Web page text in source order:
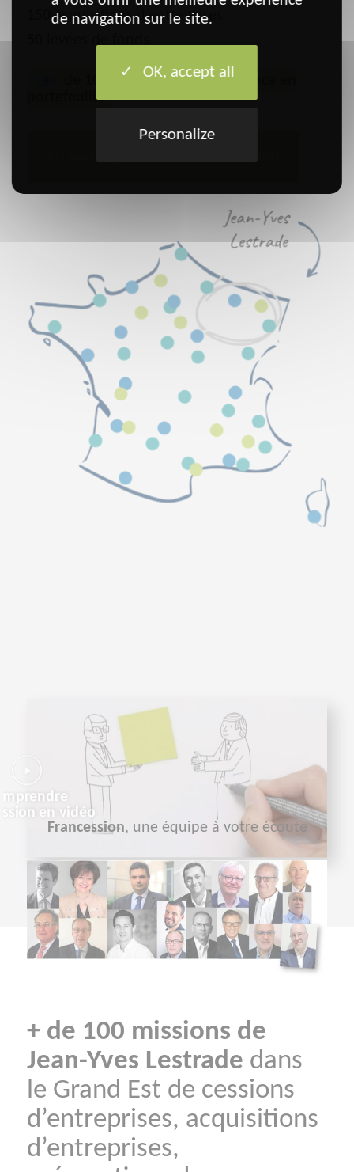
acquisitions d’entreprises
de 100 missions en permanence en
portefeuille
Francession, une équipe à votre écoute
+ de 100 missions de
Jean-Yves Lestrade dans
le Grand Est de cessions
d’entreprises, acquisitions
d’entreprises,
de navigation sur le site.
OK, accept all
Personalize